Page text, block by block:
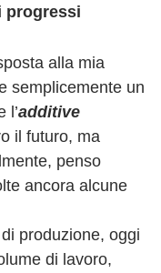
progressi
alla mia
semplicemente un
l’additive
il futuro, ma
penso
ancora alcune
produzione, oggi
di lavoro,